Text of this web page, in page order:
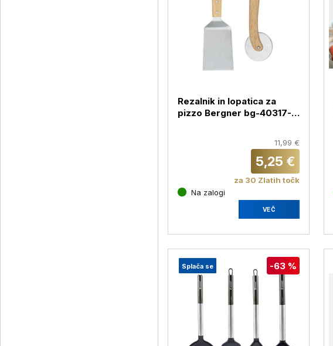
Rezalnik in lopatica za
pizzo Bergner bg-40317-
11,99 €
5,25 €
za 30 Zlatih točk
Na zalogi
VEČ
Splača se -63 %